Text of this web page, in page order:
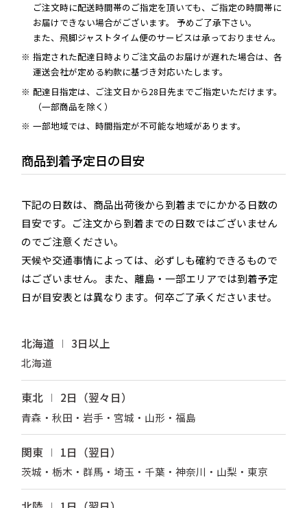
ご注文時に配送時間帯のご指定を頂いても、ご指定の時間帯に
お届けできない場合がございます。 予めご了承下さい。
また、飛脚ジャストタイム便のサービスは承っておりません。
指定された配達日時よりご注文品のお届けが遅れた場合は、各
運送会社が定める約款に基づき対応いたします。
配達日指定は、ご注文日から28日先までご指定いただけます。
（一部商品を除く）
一部地域では、時間指定が不可能な地域があります。
商品到着予定日の目安
下記の日数は、商品出荷後から到着までにかかる日数の
目安です。ご注文から到着までの日数ではございません
のでご注意ください。
天候や交通事情によっては、必ずしも確約できるもので
はございません。また、離島・一部エリアでは到着予定
日が目安表とは異なります。何卒ご了承くださいませ。
北海道
北海道
3日以上
東北
青森・秋田・岩手・宮城・山形・福島
2日（翌々日）
関東
茨城・栃木・群馬・埼玉・千葉・神奈川・山梨・東京
1日（翌日）